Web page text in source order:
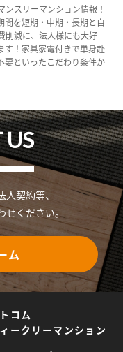
スリーマンション情報！
間を短期・中期・長期と自
削減に、法人様にも大好
す！家具家電付きで単身赴
要といったこだわり条件か
US
契約等、
ください。
ム
コム
ークリーマンション